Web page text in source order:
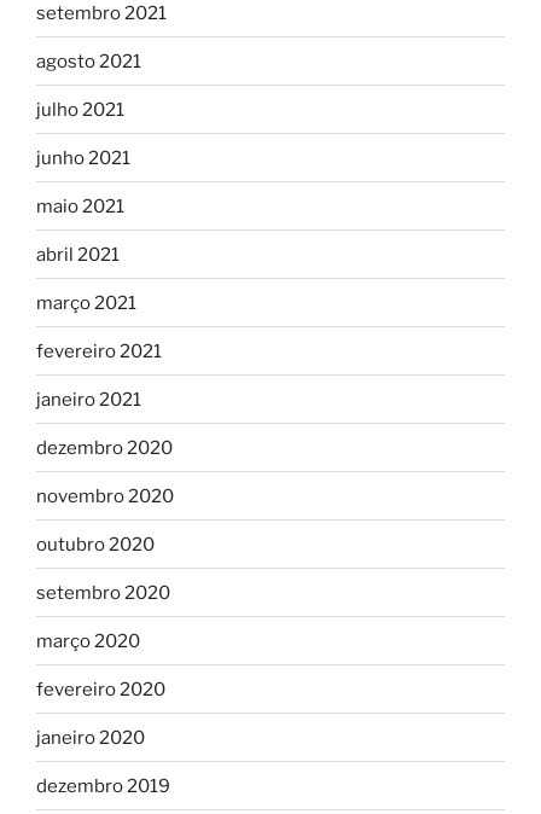
setembro 2021
agosto 2021
julho 2021
junho 2021
maio 2021
abril 2021
março 2021
fevereiro 2021
janeiro 2021
dezembro 2020
novembro 2020
outubro 2020
setembro 2020
março 2020
fevereiro 2020
janeiro 2020
dezembro 2019